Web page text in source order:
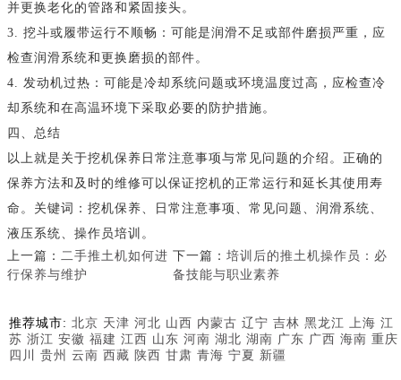
并更换老化的管路和紧固接头。
3. 挖斗或履带运行不顺畅：可能是润滑不足或部件磨损严重，应
检查润滑系统和更换磨损的部件。
4. 发动机过热：可能是冷却系统问题或环境温度过高，应检查冷
却系统和在高温环境下采取必要的防护措施。
四、总结
以上就是关于挖机保养日常注意事项与常见问题的介绍。正确的
保养方法和及时的维修可以保证挖机的正常运行和延长其使用寿
命。关键词：挖机保养、日常注意事项、常见问题、润滑系统、
液压系统、操作员培训。
上一篇： 二手推土机如何进
行保养与维护
下一篇： 培训后的推土机操作员：必
备技能与职业素养
推荐城市: 北京 天津 河北 山西 内蒙古 辽宁 吉林 黑龙江 上海 江
苏 浙江 安徽 福建 江西 山东 河南 湖北 湖南 广东 广西 海南 重庆
四川
贵州 云南 西藏 陕西 甘肃 青海 宁夏 新疆